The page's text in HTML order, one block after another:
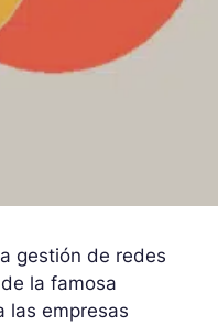
gestión de redes
la famosa
las empresas